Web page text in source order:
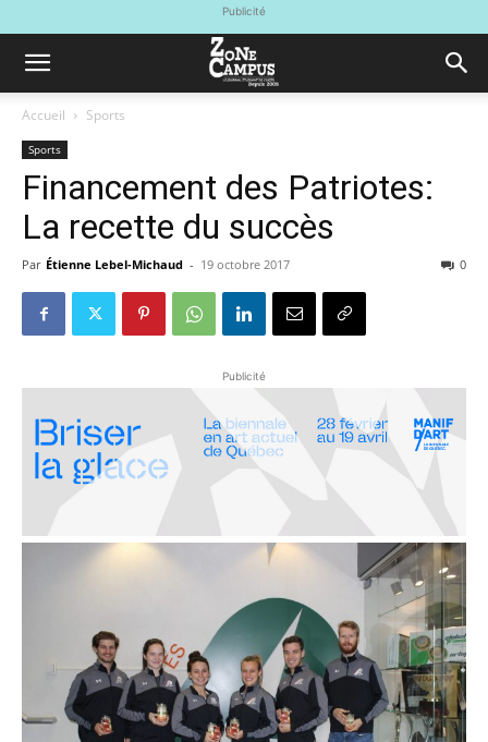
Publicité
Accueil Sports
Sports
Financement des Patriotes:
La recette du succès
Par Étienne Lebel-Michaud - 19 octobre 2017 0
Publicité